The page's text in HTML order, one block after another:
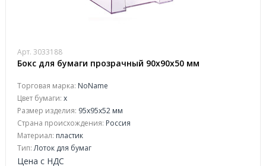
Арт. 3033188
Бокс для бумаги прозрачный 90х90х50 мм
Торговая марка: NoName
Цвет бумаги: х
Размер изделия: 95x95x52 мм
Страна происхождения: Россия
Материал: пластик
Тип:Лоток для бумаг
Цена с НДС